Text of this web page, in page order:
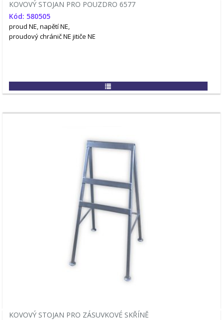
KOVOVÝ STOJAN PRO POUZDRO 6577
Kód: 580505
proud NE, napětí NE,
proudový chránič NE jitiče NE
KOVOVÝ STOJAN PRO ZÁSUVKOVÉ SKŘÍNĚ